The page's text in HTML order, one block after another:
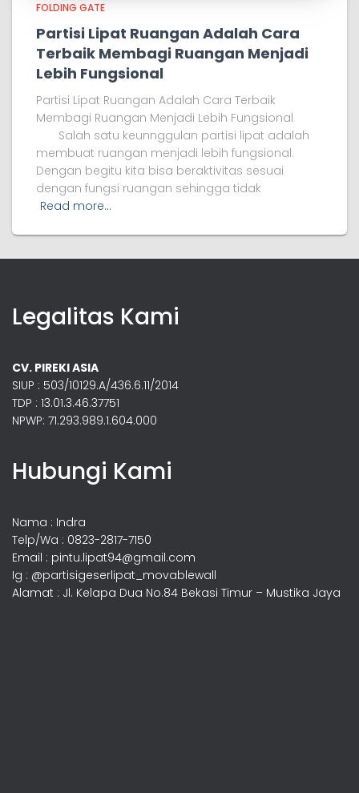
FOLDING GATE
Partisi Lipat Ruangan Adalah Cara
Terbaik Membagi Ruangan Menjadi
Lebih Fungsional
Partisi Lipat Ruangan Adalah Cara Terbaik
Membagi Ruangan Menjadi Lebih Fungsional
Salah satu keunnggulan partisi lipat adalah
membuat ruangan menjadi lebih fungsional.
Dengan begitu kita bisa beraktivitas sesuai
dengan fungsi ruangan sehingga tidak
Read more…
Legalitas Kami
CV. PIREKI ASIA
SIUP : 503/10129.A/436.6.11/2014
TDP : 13.01.3.46.37751
NPWP: 71.293.989.1.604.000
Hubungi Kami
Nama : Indra
Telp/Wa : 0823-2817-7150
Email : pintu.lipat94@gmail.com
Ig : @partisigeserlipat_movablewall
Alamat : Jl. Kelapa Dua No.84 Bekasi Timur – Mustika Jaya